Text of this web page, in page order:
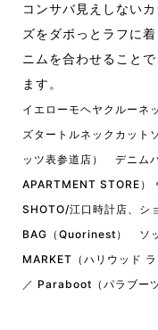
コンサバ見えしない
ズをダボっとラフに
ニムを合わせること
ます。
イエローモヘヤクルー
ズタートルネックカット
ッツ表参道店） デニム
APARTMENT STORE
SHOTO/江口時計店、シ
BAG（Quorinest） ソ
MARKET（ハリウッド
／ Paraboot（パラブー